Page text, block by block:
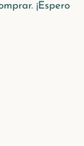
¡Espero